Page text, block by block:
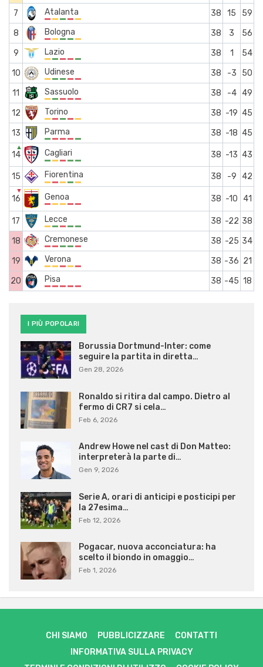
7
Atalanta 38 15
59
8
Bologna 38 3
56
9
Lazio 38 1
54
10
Udinese 38 -3
50
11
Sassuolo 38 -4
49
12
Torino 38 -19 45
13
Parma 38 -18 45
14
▲
Cagliari 38 -13 43
15 Fiorentina 38 -9 42
16
▼
Genoa 38 -10 41
17 Lecce 38 -22 38
18
Cremonese 38 -25 34
19
Verona 38 -36 21
20
Pisa 38 -45 18
I PIÙ POPOLARI
Borussia Dortmund-Inter: come
seguire la partita in diretta…
Gen 28, 2026
Ronaldo si ritira dal campo. Dietro al
fermo di CR7 si cela…
Feb 6, 2026
Andrew Howe nel cast di Don Matteo:
interpreterà la parte di…
Gen 9, 2026
Serie A, orari di anticipi e posticipi per
la 27esima…
Feb 12, 2026
Pogacar, nuova acconciatura: ha
scelto il biondo in omaggio…
Feb 1, 2026
CHI SIAMO PUBBLICIZZARE
CONTATTI
INFORMATIVA SULLA PRIVACY